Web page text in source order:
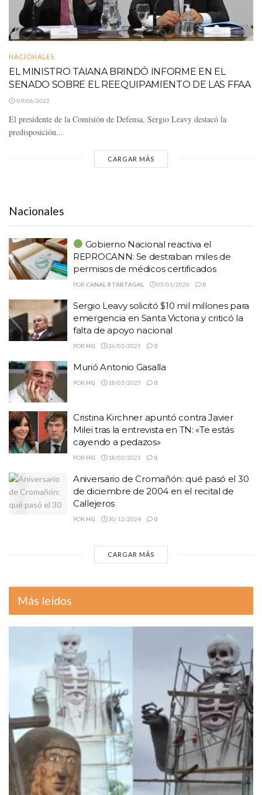
NACIONALES
EL MINISTRO TAIANA BRINDÓ INFORME EN EL
SENADO SOBRE EL REEQUIPAMIENTO DE LAS FFAA
09/06/2022
El presidente de la Comisión de Defensa, Sergio Leavy destacó la
predisposición...
CARGAR MÁS
Nacionales
Gobierno Nacional reactiva el
REPROCANN: Se destraban miles de
permisos de médicos certificados
POR CANAL 8 TARTAGAL 05/01/2026 0
Sergio Leavy solicitó $10 mil millones para
emergencia en Santa Victoria y criticó la
falta de apoyo nacional
POR HG 26/03/2025 0
Murió Antonio Gasalla
POR HG 18/03/2025 0
Cristina Kirchner apuntó contra Javier
Milei tras la entrevista en TN: «Te estás
cayendo a pedazos»
POR HG 18/02/2025 0
Aniversario de Cromañón: qué pasó el 30
de diciembre de 2004 en el recital de
Callejeros
POR HG 30/12/2024 0
CARGAR MÁS
Más leídos